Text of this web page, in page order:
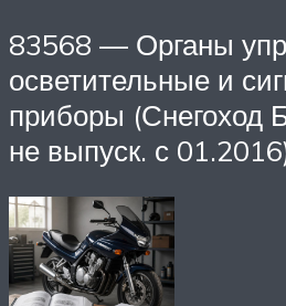
83568 — Органы
осветительные и
приборы (Снегоход
не выпуск. с